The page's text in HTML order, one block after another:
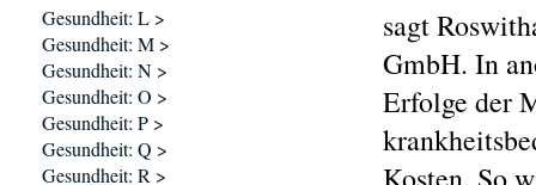
sagt
GmbH. In
Erfolge der
Gesundheit: L >
Gesundheit: M >
Gesundheit: N >
Gesundheit: O >
Gesundheit: P >
Gesundheit: Q >
Gesundheit: R >